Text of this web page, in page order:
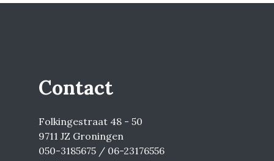
Contact
Folkingestraat 48 - 50
9711 JZ Groningen
050-3185675 / 06-23176556